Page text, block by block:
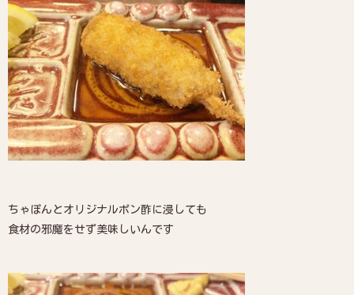
ちゃぽんとオリジナルポン酢に浸しても
食材の邪魔をせず美味しいんです